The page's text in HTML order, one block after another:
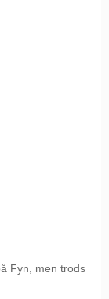
Fyn, men trods